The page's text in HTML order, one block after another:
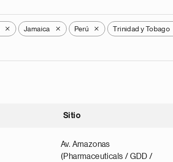
X Jamaica X Perú X Trinidad y Tobago
Sitio
Av. Amazonas
(Pharmaceuticals / GDD /